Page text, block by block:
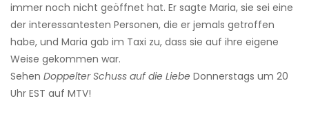
immer noch nicht geöffnet hat. Er sagte Maria, sie sei eine
der interessantesten Personen, die er jemals getroffen
habe, und Maria gab im Taxi zu, dass sie auf ihre eigene
Weise gekommen war.
Sehen Doppelter Schuss auf die Liebe Donnerstags um 20
Uhr EST auf MTV!